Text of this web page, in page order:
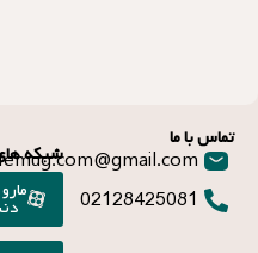
تماس با ما
02128425081
شبکه